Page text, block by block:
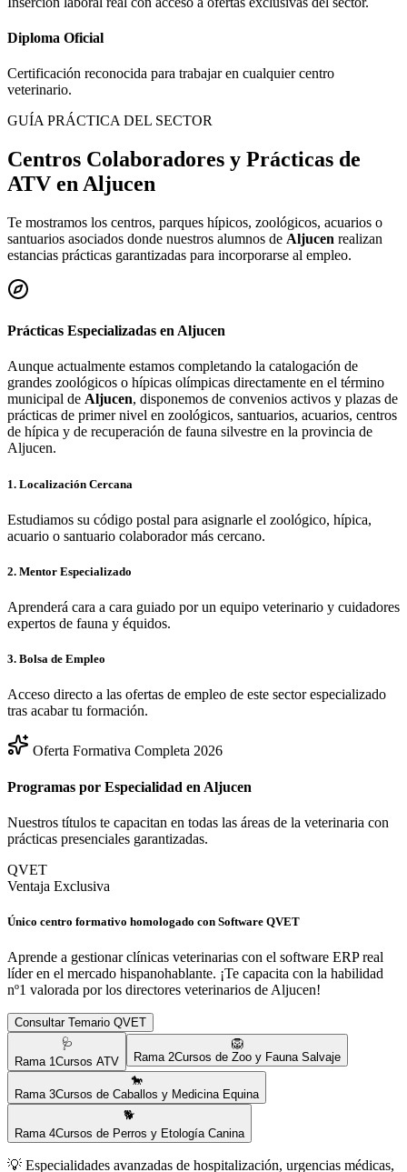
Diploma Oficial
Certificación reconocida para trabajar en cualquier centro
veterinario.
GUÍA PRÁCTICA DEL SECTOR
Centros Colaboradores y Prácticas de
ATV en Aljucen
Te mostramos los centros, parques hípicos, zoológicos, acuarios o
santuarios asociados donde nuestros alumnos de Aljucen realizan
estancias prácticas garantizadas para incorporarse al empleo.
Prácticas Especializadas en Aljucen
Aunque actualmente estamos completando la catalogación de
grandes zoológicos o hípicas olímpicas directamente en el término
municipal de Aljucen, disponemos de convenios activos y plazas de
prácticas de primer nivel en zoológicos, santuarios, acuarios, centros
de hípica y de recuperación de fauna silvestre en la provincia de
Aljucen.
1. Localización Cercana
Estudiamos su código postal para asignarle el zoológico, hípica,
acuario o santuario colaborador más cercano.
2. Mentor Especializado
Aprenderá cara a cara guiado por un equipo veterinario y cuidadores
expertos de fauna y équidos.
3. Bolsa de Empleo
Acceso directo a las ofertas de empleo de este sector especializado
tras acabar tu formación.
Oferta Formativa Completa 2026
Programas por Especialidad en Aljucen
Nuestros títulos te capacitan en todas las áreas de la veterinaria con
prácticas presenciales garantizadas.
QVET
Ventaja Exclusiva
Único centro formativo homologado con Software QVET
Aprende a gestionar clínicas veterinarias con el software ERP real
líder en el mercado hispanohablante. ¡Te capacita con la habilidad
nº1 valorada por los directores veterinarios de Aljucen!
Consultar Temario QVET
🩺
Rama 1Cursos ATV
🦁
Rama 2Cursos de Zoo y Fauna Salvaje
🐎
Rama 3Cursos de Caballos y Medicina Equina
🐕
Rama 4Cursos de Perros y Etología Canina
💡 Especialidades avanzadas de hospitalización, urgencias médicas,